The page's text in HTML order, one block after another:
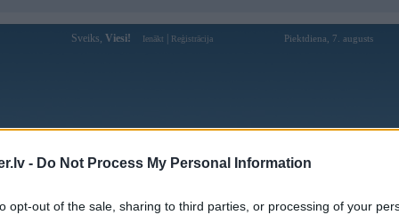
- Do Not Process My Personal Information
opt-out of the sale, sharing to third parties, or processing of your
Sveiks, Viesi! Ienākt Reģistrācija Piektdiena, 7. augusts
Forums Galerijas Reģistrācija Lietotāji
Lietotāja luck8itcom3 profils